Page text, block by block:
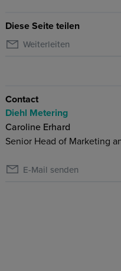
Diese Seite teilen
Weiterleiten
Contact
Diehl Metering
Caroline Erhard
Senior Head of Marketing
E-Mail senden